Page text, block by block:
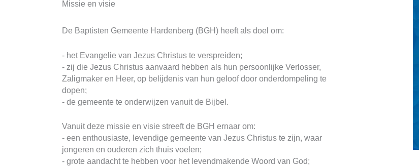
Missie en visie
De Baptisten Gemeente Hardenberg (BGH) heeft als doel om:
- het Evangelie van Jezus Christus te verspreiden;
- zij die Jezus Christus aanvaard hebben als hun persoonlijke Verlosser,
Zaligmaker en Heer, op belijdenis van hun geloof door onderdompeling te
dopen;
- de gemeente te onderwijzen vanuit de Bijbel.
Vanuit deze missie en visie streeft de BGH ernaar om:
- een enthousiaste, levendige gemeente van Jezus Christus te zijn, waar
jongeren en ouderen zich thuis voelen;
- grote aandacht te hebben voor het levendmakende Woord van God;